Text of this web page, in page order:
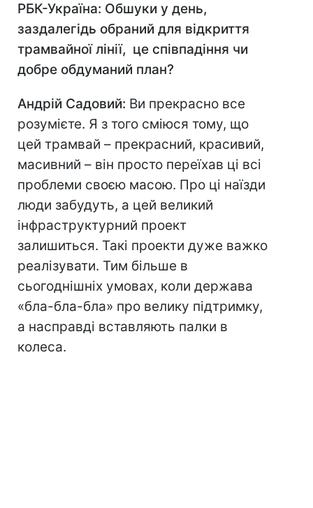
РБК-Україна: Обшуки у день,
заздалегідь обраний для відкриття
трамвайної лінії, це співпадіння чи
добре обдуманий план?
Андрій Садовий: Ви прекрасно все
розумієте. Я з того сміюся тому, що
цей трамвай – прекрасний, красивий,
масивний – він просто переїхав ці всі
проблеми своєю масою. Про ці наїзди
люди забудуть, а цей великий
інфраструктурний проект
залишиться. Такі проекти дуже важко
реалізувати. Тим більше в
сьогоднішніх умовах, коли держава
«бла-бла-бла» про велику підтримку,
а насправді вставляють палки в
колеса.